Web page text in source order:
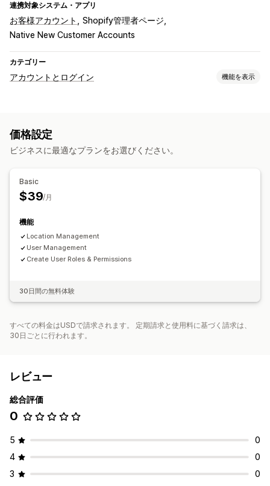
連携対象システム・アプリ
お客様アカウント
Shopify管理者ページ
Native New Customer Accounts
カテゴリー
アカウントとログイン 機能を表示
価格設定
ビジネスに最適なプランをお選びください。
Basic
$39/月
機能
Location Management
User Management
Create User Roles & Permissions
30日間の無料体験
すべての料金はUSDで請求されます。 定期請求と使用料に基づく請求は、
30日ごとに行われます。
レビュー
総合評価
0
5
0
4
0
3
0